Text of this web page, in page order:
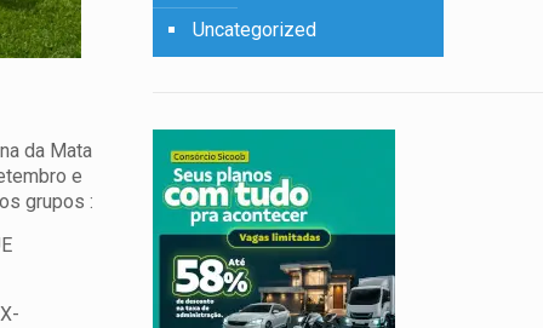
da Mata
e
grupos :
Uncategorized